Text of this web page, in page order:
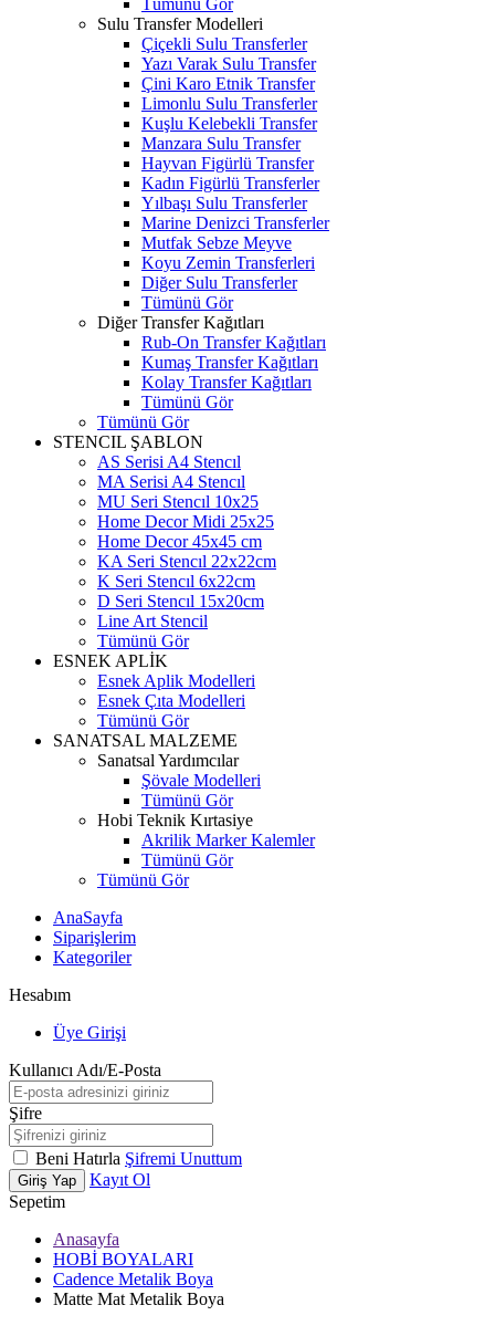
Tümünü Gör
Sulu Transfer Modelleri
Çiçekli Sulu Transferler
Yazı Varak Sulu Transfer
Çini Karo Etnik Transfer
Limonlu Sulu Transferler
Kuşlu Kelebekli Transfer
Manzara Sulu Transfer
Hayvan Figürlü Transfer
Kadın Figürlü Transferler
Yılbaşı Sulu Transferler
Marine Denizci Transferler
Mutfak Sebze Meyve
Koyu Zemin Transferleri
Diğer Sulu Transferler
Tümünü Gör
Diğer Transfer Kağıtları
Rub-On Transfer Kağıtları
Kumaş Transfer Kağıtları
Kolay Transfer Kağıtları
Tümünü Gör
Tümünü Gör
STENCIL ŞABLON
AS Serisi A4 Stencıl
MA Serisi A4 Stencıl
MU Seri Stencıl 10x25
Home Decor Midi 25x25
Home Decor 45x45 cm
KA Seri Stencıl 22x22cm
K Seri Stencıl 6x22cm
D Seri Stencıl 15x20cm
Line Art Stencil
Tümünü Gör
ESNEK APLİK
Esnek Aplik Modelleri
Esnek Çıta Modelleri
Tümünü Gör
SANATSAL MALZEME
Sanatsal Yardımcılar
Şövale Modelleri
Tümünü Gör
Hobi Teknik Kırtasiye
Akrilik Marker Kalemler
Tümünü Gör
Tümünü Gör
AnaSayfa
Siparişlerim
Kategoriler
Hesabım
Üye Girişi
Kullanıcı Adı/E-Posta
Şifre
Beni Hatırla Şifremi Unuttum
Giriş Yap
Kayıt Ol
Sepetim
Anasayfa
HOBİ BOYALARI
Cadence Metalik Boya
Matte Mat Metalik Boya